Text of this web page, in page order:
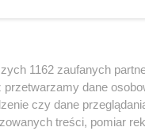
Wiemy, ile
1162 zaufanych
dane
czy dane
treści, pomiar